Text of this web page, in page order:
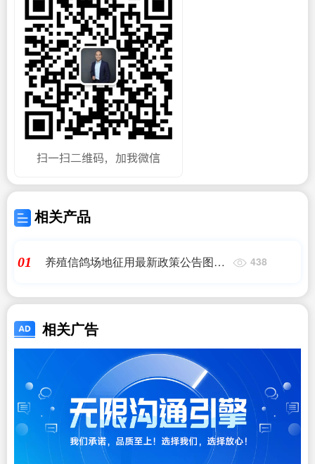
相关产品
01
养殖信鸽场地征用最新政策公告图片
438
相关广告